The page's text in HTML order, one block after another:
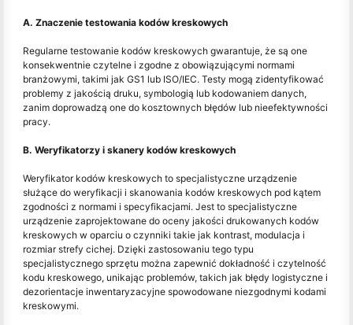
A. Znaczenie testowania kodów kreskowych
Regularne testowanie kodów kreskowych gwarantuje, że są one
konsekwentnie czytelne i zgodne z obowiązującymi normami
branżowymi, takimi jak GS1 lub ISO/IEC. Testy mogą zidentyfikować
problemy z jakością druku, symbologią lub kodowaniem danych,
zanim doprowadzą one do kosztownych błędów lub nieefektywności
pracy.
B. Weryfikatorzy i skanery kodów kreskowych
Weryfikator kodów kreskowych to specjalistyczne urządzenie
służące do weryfikacji i skanowania kodów kreskowych pod kątem
zgodności z normami i specyfikacjami. Jest to specjalistyczne
urządzenie zaprojektowane do oceny jakości drukowanych kodów
kreskowych w oparciu o czynniki takie jak kontrast, modulacja i
rozmiar strefy cichej. Dzięki zastosowaniu tego typu
specjalistycznego sprzętu można zapewnić dokładność i czytelność
kodu kreskowego, unikając problemów, takich jak błędy logistyczne i
dezorientacje inwentaryzacyjne spowodowane niezgodnymi kodami
kreskowymi.